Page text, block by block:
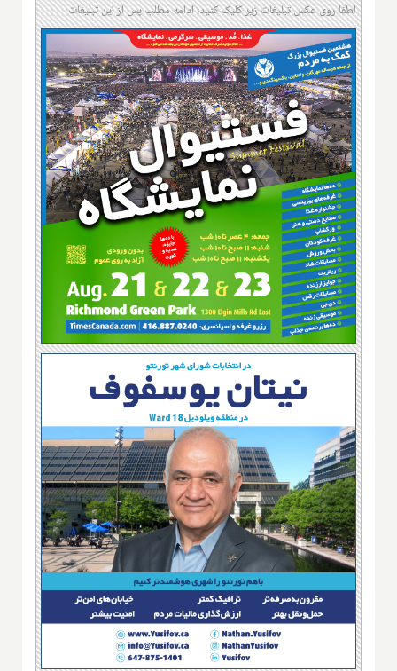
لطفا روی عکس تبلیغات زیر کلیک کنید؛ ادامه مطلب پس از این تبلیغات